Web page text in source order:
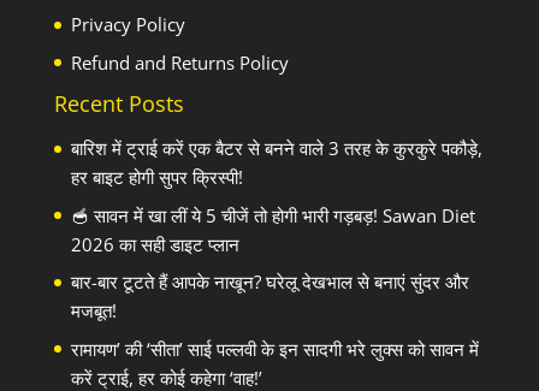
Privacy Policy
Refund and Returns Policy
Recent Posts
बारिश में ट्राई करें एक बैटर से बनने वाले 3 तरह के कुरकुरे पकौड़े,
हर बाइट होगी सुपर क्रिस्पी!
🥣 सावन में खा लीं ये 5 चीजें तो होगी भारी गड़बड़! Sawan Diet
2026 का सही डाइट प्लान
बार-बार टूटते हैं आपके नाखून? घरेलू देखभाल से बनाएं सुंदर और
मजबूत!
रामायण’ की ‘सीता’ साई पल्लवी के इन सादगी भरे लुक्स को सावन में
करें ट्राई, हर कोई कहेगा ‘वाह!’